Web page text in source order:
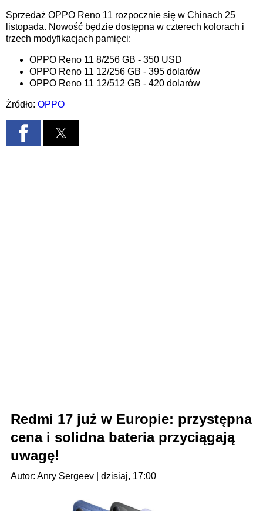
Sprzedaż OPPO Reno 11 rozpocznie się w Chinach 25
listopada. Nowość będzie dostępna w czterech kolorach i
trzech modyfikacjach pamięci:
OPPO Reno 11 8/256 GB - 350 USD
OPPO Reno 11 12/256 GB - 395 dolarów
OPPO Reno 11 12/512 GB - 420 dolarów
Źródło: OPPO